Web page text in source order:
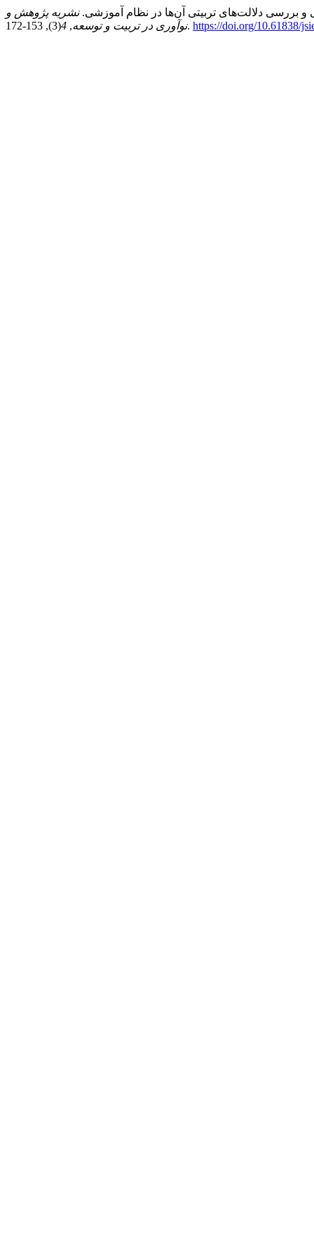
نشریه پژوهش و
نوآوری در تربیت و توسعه,
4 (3), 153-172. https://doi.org/10.61838/